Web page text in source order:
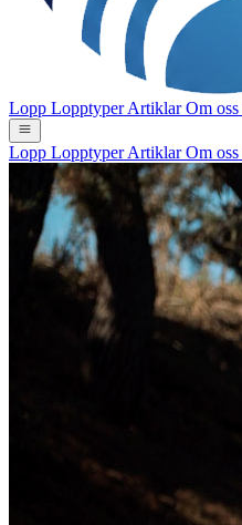
Lopp LopptyperArtiklarOm oss
Lopp LopptyperArtiklarOm oss